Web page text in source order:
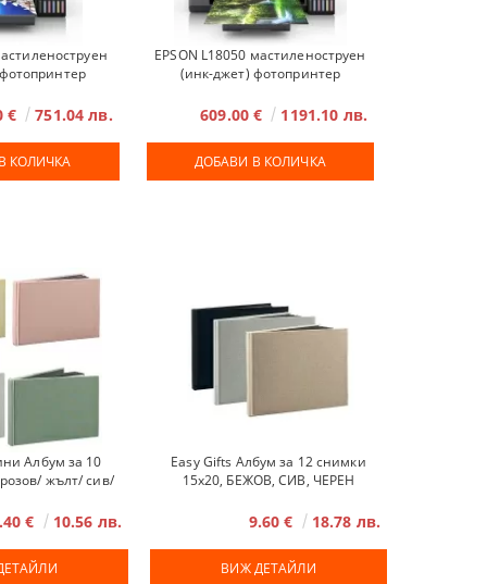
€ 751.04 лв.
EPSON L18050 мастиленоструен
(инк-джет) фотопринтер
609.00 € 1191.10 лв.
Албум за 10
жълт/ сив/
€ 10.56 лв.
Easy Gifts Албум за 12 снимки
15x20, БЕЖОВ, СИВ, ЧЕРЕН
9.60 € 18.78 лв.
ВИЖ ДЕТАЙЛИ